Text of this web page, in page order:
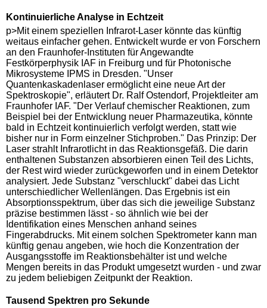
Kontinuierliche Analyse in Echtzeit
p>Mit einem speziellen Infrarot-Laser könnte das künftig
weitaus einfacher gehen. Entwickelt wurde er von Forschern
an den Fraunhofer-Instituten für Angewandte
Festkörperphysik IAF in Freiburg und für Photonische
Mikrosysteme IPMS in Dresden. "Unser
Quantenkaskadenlaser ermöglicht eine neue Art der
Spektroskopie", erläutert Dr. Ralf Ostendorf, Projektleiter am
Fraunhofer IAF. "Der Verlauf chemischer Reaktionen, zum
Beispiel bei der Entwicklung neuer Pharmazeutika, könnte
bald in Echtzeit kontinuierlich verfolgt werden, statt wie
bisher nur in Form einzelner Stichproben." Das Prinzip: Der
Laser strahlt Infrarotlicht in das Reaktionsgefäß. Die darin
enthaltenen Substanzen absorbieren einen Teil des Lichts,
der Rest wird wieder zurückgeworfen und in einem Detektor
analysiert. Jede Substanz "verschluckt" dabei das Licht
unterschiedlicher Wellenlängen. Das Ergebnis ist ein
Absorptionsspektrum, über das sich die jeweilige Substanz
präzise bestimmen lässt - so ähnlich wie bei der
Identifikation eines Menschen anhand seines
Fingerabdrucks. Mit einem solchen Spektrometer kann man
künftig genau angeben, wie hoch die Konzentration der
Ausgangsstoffe im Reaktionsbehälter ist und welche
Mengen bereits in das Produkt umgesetzt wurden - und zwar
zu jedem beliebigen Zeitpunkt der Reaktion.
Tausend Spektren pro Sekunde